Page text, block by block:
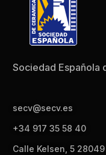
Sociedad Española
secv@secv.es
+34 917 35 58 40
Calle Kelsen, 5 28049